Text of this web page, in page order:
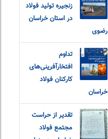
زنجیره تولید فولاد
در استان خراسان
رضوی
تداوم
افتخارآفرینی‌های
کارکنان فولاد
خراسان
تقدیر از حراست
مجتمع فولاد